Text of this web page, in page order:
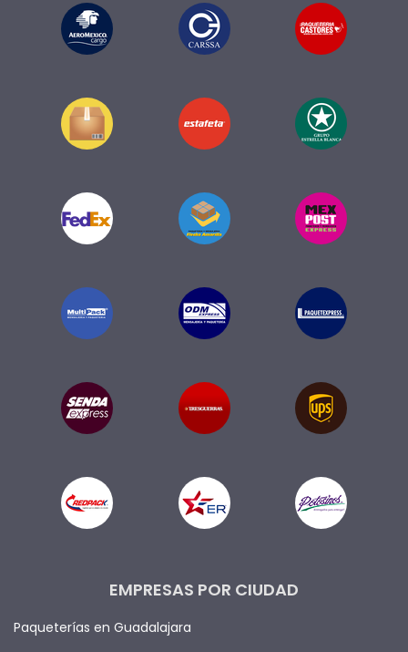
EMPRESAS POR CIUDAD
Paqueterías en Guadalajara